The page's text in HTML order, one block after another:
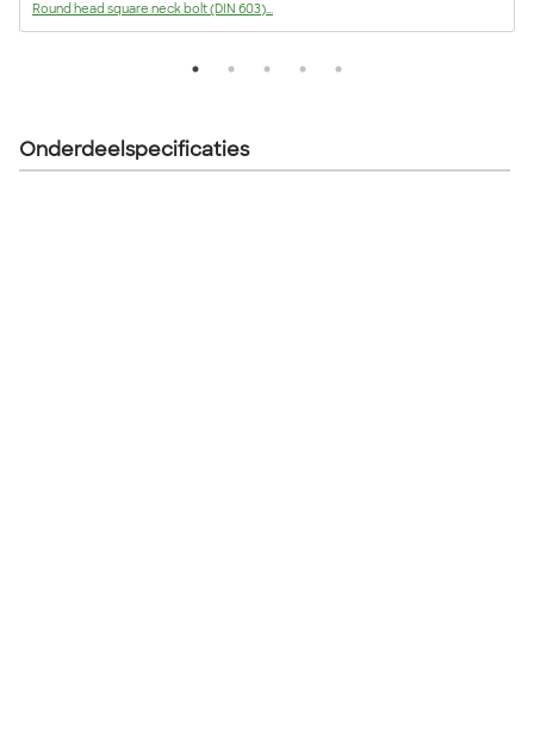
Round head square neck bolt (DIN 603)...
Onderdeelspecificaties